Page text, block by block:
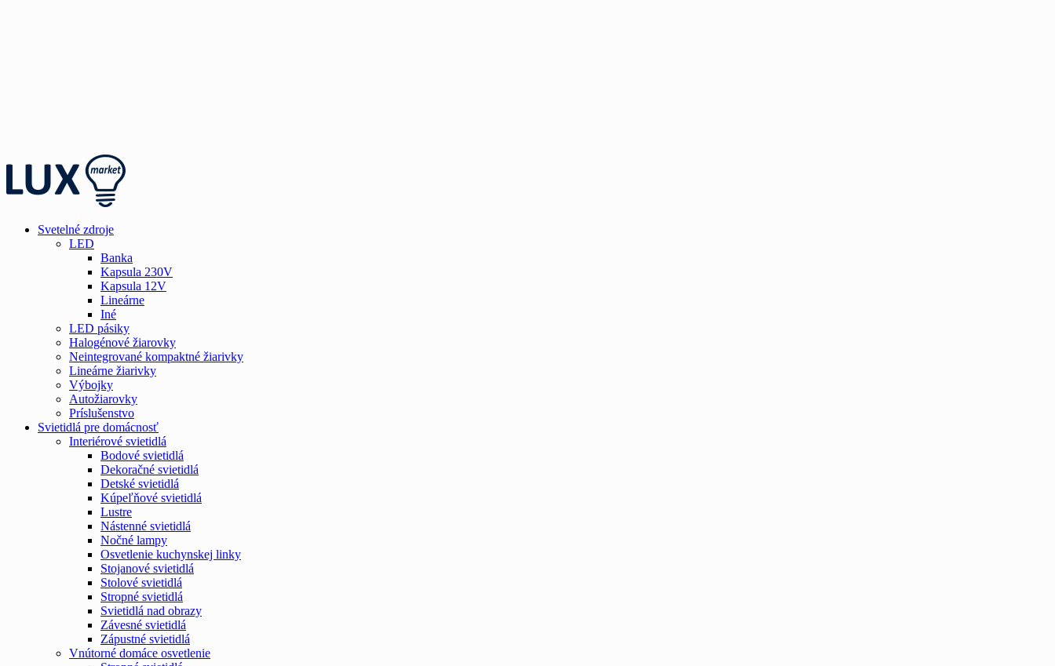
Svetelné zdroje
LED
Banka
Kapsula 230V
Kapsula 12V
Lineárne
Iné
LED pásiky
Halogénové žiarovky
Neintegrované kompaktné žiarivky
Lineárne žiarivky
Výbojky
Autožiarovky
Príslušenstvo
Svietidlá pre domácnosť
Interiérové svietidlá
Bodové svietidlá
Dekoračné svietidlá
Detské svietidlá
Kúpeľňové svietidlá
Lustre
Nástenné svietidlá
Nočné lampy
Osvetlenie kuchynskej linky
Stojanové svietidlá
Stolové svietidlá
Stropné svietidlá
Svietidlá nad obrazy
Závesné svietidlá
Zápustné svietidlá
Vnútorné domáce osvetlenie